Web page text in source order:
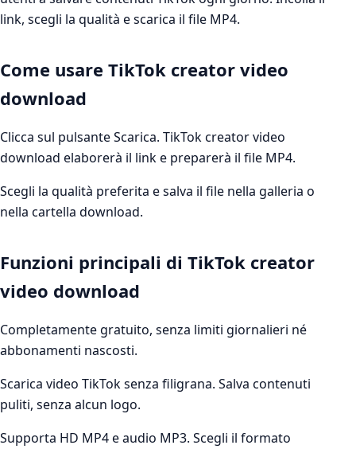
link, scegli la qualità e scarica il file MP4.
Come usare TikTok creator video
download
Clicca sul pulsante Scarica. TikTok creator video
download elaborerà il link e preparerà il file MP4.
Scegli la qualità preferita e salva il file nella galleria o
nella cartella download.
Funzioni principali di TikTok creator
video download
Completamente gratuito, senza limiti giornalieri né
abbonamenti nascosti.
Scarica video TikTok senza filigrana. Salva contenuti
puliti, senza alcun logo.
Supporta HD MP4 e audio MP3. Scegli il formato